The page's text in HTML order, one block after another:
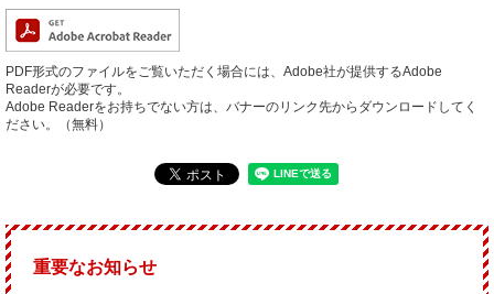
PDF形式のファイルをご覧いただく場合には、Adobe社が提供するAdobe
Readerが必要です。
Adobe Readerをお持ちでない方は、バナーのリンク先からダウンロードしてく
ださい。（無料）
重要なお知らせ